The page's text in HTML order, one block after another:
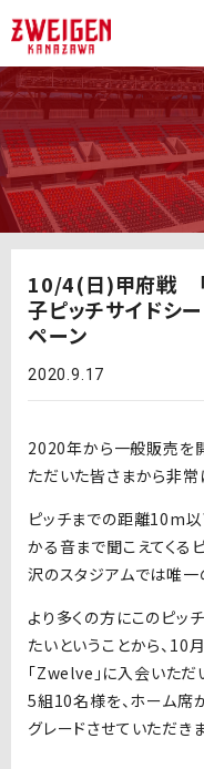
10/4(日)甲府戦
子ピッチサイドシ
ペーン
2020.9.17
2020年から一般販売を
ただいた皆さまから非常
ピッチまでの距離10m
かる音まで聞こえてくる
沢のスタジアムでは唯一
より多くの方にこのピッ
たいということから、
「Zwelve」に入会いた
5組10名様を、ホーム席
グレードさせていただきま